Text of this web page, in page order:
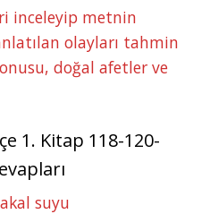
inceleyip metnin
olayları tahmin
doğal afetler ve
1. Kitap 118-120-
suyu